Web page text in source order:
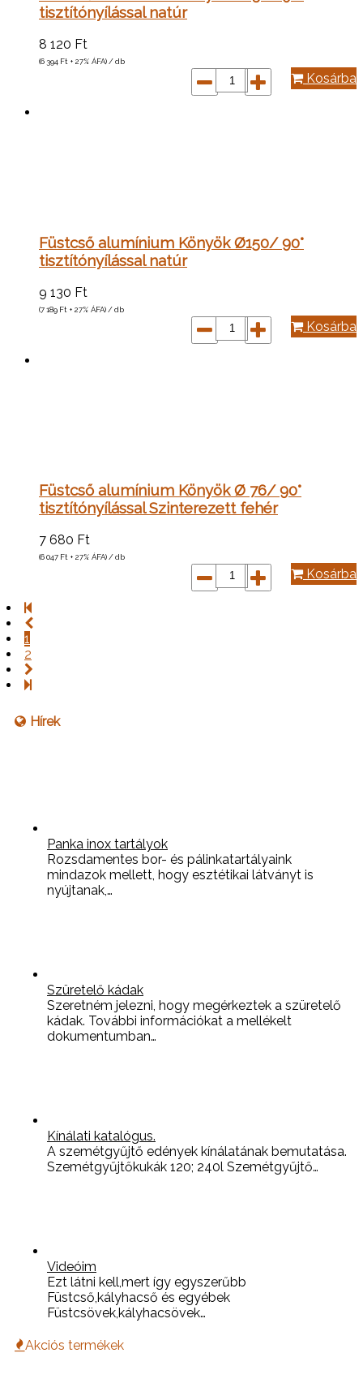
tisztítónyílással natúr
8 120 Ft
(6 394 Ft + 27% ÁFA) / db
Kosárba
Füstcső alumínium Könyök Ø150/ 90°
tisztítónyílással natúr
9 130 Ft
(7 189 Ft + 27% ÁFA) / db
Kosárba
Füstcső alumínium Könyök Ø 76/ 90°
tisztítónyílással Szinterezett fehér
7 680 Ft
(6 047 Ft + 27% ÁFA) / db
Kosárba
1
2
Hírek
Panka inox tartályok
Rozsdamentes bor- és pálinkatartályaink
mindazok mellett, hogy esztétikai látványt is
nyújtanak,…
Szüretelő kádak
Szeretném jelezni, hogy megérkeztek a szüretelő
kádak. További információkat a mellékelt
dokumentumban…
Kínálati katalógus.
A szemétgyűjtő edények kínálatának bemutatása.
Szemétgyűjtőkukák 120; 240l Szemétgyűjtő…
Videóim
Ezt látni kell,mert így egyszerűbb
Füstcső,kályhacső és egyébek
Füstcsövek,kályhacsövek…
Akciós termékek